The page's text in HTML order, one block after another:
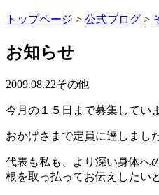
トップページ > 公式ブログ >
お知らせ
2009.08.22その他
今月の１５日まで募集してい
おかげさまで定員に達しまし
代表も私も、より深い身体へ
根を取っ払ってお伝えしたい